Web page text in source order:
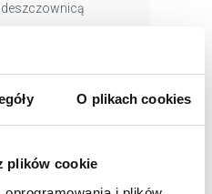
O plikach cookies
plików cookie
deszczownicą
kg